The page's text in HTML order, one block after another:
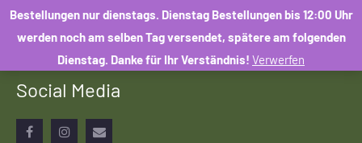
Bestellungen nur dienstags. Dienstag Bestellungen bis 12:00 Uhr
werden noch am selben Tag versendet, spätere am folgenden
Dienstag. Danke für Ihr Verständnis! Verwerfen
Newsletters zu. Eine Weitergabe Ihrer Daten an Dritte erfolgt
nicht.
Social Media